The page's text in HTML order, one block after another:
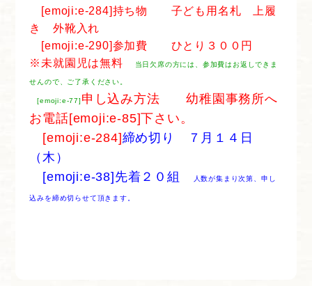
[emoji:e-284]持ち物 子ども用名札 上履
き 外靴入れ
[emoji:e-290]参加費 ひとり３００円
※未就園児は無料
当日欠席の方には、参加費はお返しできま
せんので、ご了承ください。
[emoji:e-77] 申し込み方法 幼稚園事務所へ
お電話[emoji:e-85]下さい。
[emoji:e-284]締め切り ７月１４日
（木）
[emoji:e-38]先着２０組
人数が集まり次第、申し
込みを締め切らせて頂きます。